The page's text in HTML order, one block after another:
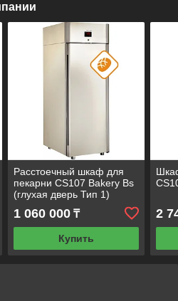
Расстоечный шкаф для
пекарни CS107 Bakery Bs
(глухая дверь Тип 1)
1 060 000₸
Купить
2